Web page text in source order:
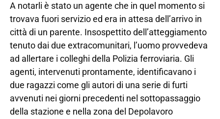
A notarli è stato un agente che in quel momento si
trovava fuori servizio ed era in attesa dell’arrivo in
città di un parente. Insospettito dell’atteggiamento
tenuto dai due extracomunitari, l’uomo provvedeva
ad allertare i colleghi della Polizia ferroviaria. Gli
agenti, intervenuti prontamente, identificavano i
due ragazzi come gli autori di una serie di furti
avvenuti nei giorni precedenti nel sottopassaggio
della stazione e nella zona del Depolavoro